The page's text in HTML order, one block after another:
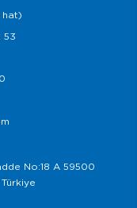
hat)
53
No:18 A 59500